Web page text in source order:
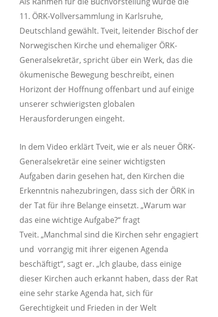
11. ÖRK-Vollversammlung in Karlsruhe,
Deutschland gewählt. Tveit, leitender Bischof der
Norwegischen Kirche und ehemaliger ÖRK-
Generalsekretär, spricht über ein Werk, das die
ökumenische Bewegung beschreibt, einen
Horizont der Hoffnung offenbart und auf einige
unserer schwierigsten globalen
Herausforderungen eingeht.
In dem Video erklärt Tveit, wie er als neuer ÖRK-
Generalsekretär eine seiner wichtigsten
Aufgaben darin gesehen hat, den Kirchen die
Erkenntnis nahezubringen, dass sich der ÖRK in
der Tat für ihre Belange einsetzt. „Warum war
das eine wichtige Aufgabe?“ fragt
Tveit. „Manchmal sind die Kirchen sehr engagiert
und vorrangig mit ihrer eigenen Agenda
beschäftigt“, sagt er. „Ich glaube, dass einige
dieser Kirchen auch erkannt haben, dass der Rat
eine sehr starke Agenda hat, sich für
Gerechtigkeit und Frieden in der Welt